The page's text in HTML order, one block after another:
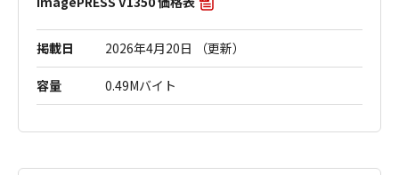
掲載日 2026年4月20日 （更新）
容量 0.49Mバイト